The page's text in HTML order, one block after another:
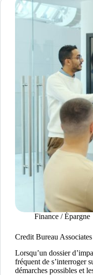
Finance / Épargne
Credit Bureau
Lorsqu’un dossier
fréquent de s’interroger
démarches possibles et